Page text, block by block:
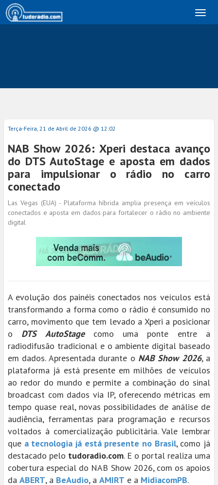
Terça-Feira, 21 de Abril de 2026 @ 12:02
NAB Show 2026: Xperi destaca avanço
do DTS AutoStage e aposta em dados
para impulsionar o rádio no carro
conectado
Las Vegas (EUA) - Plataforma híbrida amplia presença em veículos
conectados e aposta em dados para fortalecer o rádio no ambiente
digital
A evolução dos painéis conectados nos veículos está
transformando a forma como o rádio é consumido no
carro, movimento que tem levado a Xperi a posicionar
o DTS AutoStagecomo uma ponte entre a
radiodifusão tradicional e o ambiente digital baseado
em dados. Apresentada durante o NAB Show 2026, a
plataforma já está presente em milhões de veículos
ao redor do mundo e permite a combinação do sinal
broadcast com dados via IP, oferecendo métricas em
tempo quase real, novas possibilidades de análise de
audiência, ferramentas para programação e recursos
voltados à comercialização publicitária. Vale lembrar
que a tecnologia já está presente no Brasil, como já
destacado pelo tudoradio.com. E o portal realiza uma
cobertura especial do NAB Show 2026, com os apoios
da ABERT, a BeAudio, a AMIRT e a MidiacomPB.